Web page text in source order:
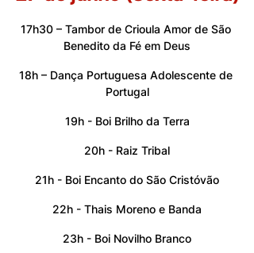
17h30 – Tambor de Crioula Amor de São
Benedito da Fé em Deus
18h – Dança Portuguesa Adolescente de
Portugal
19h - Boi Brilho da Terra
20h - Raiz Tribal
21h - Boi Encanto do São Cristóvão
22h - Thais Moreno e Banda
23h - Boi Novilho Branco